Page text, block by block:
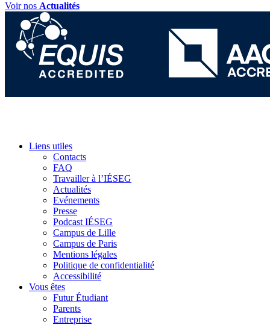
Voir nos Actualités
Liens utiles
Contacts
FAQ
Travailler à l’IÉSEG
Actualités
Evénements
Presse
Podcast IÉSEG
Campus de Lille
Campus de Paris
Mentions légales
Politique de confidentialité
Accessibilité
Vous êtes
Futur Étudiant
Parents
Entreprise